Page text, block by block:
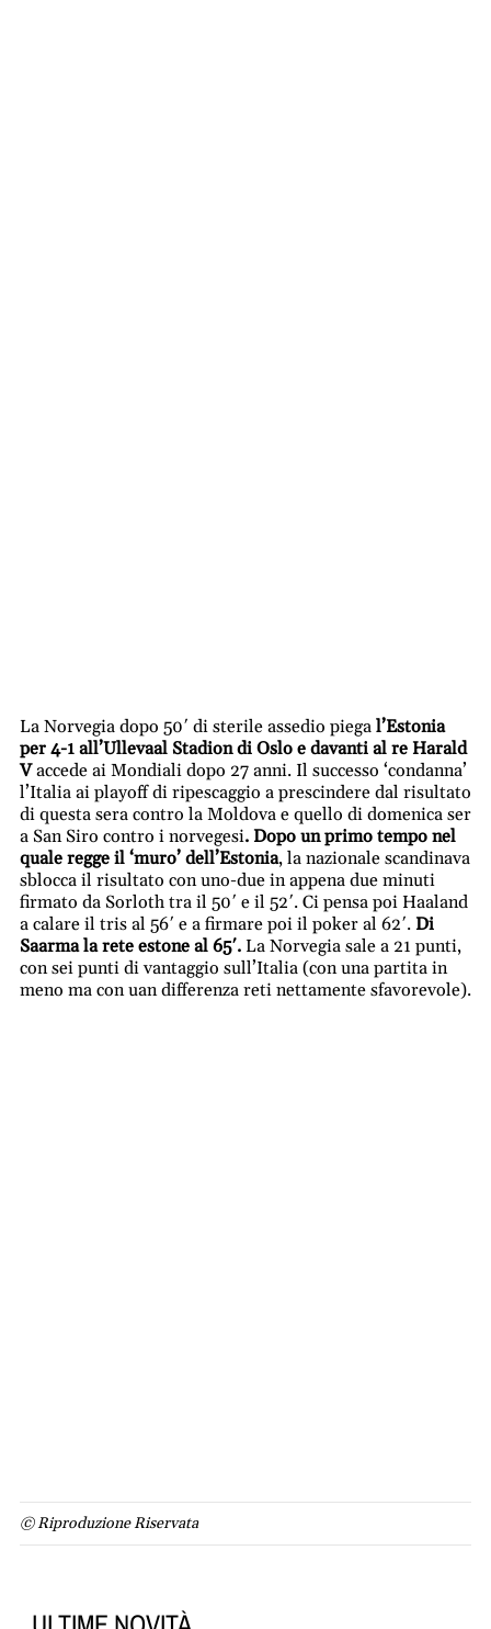
La Norvegia dopo 50′ di sterile assedio piega l’Estonia
per 4-1 all’Ullevaal Stadion di Oslo e davanti al re Harald
Vaccede ai Mondiali dopo 27 anni. Il successo ‘condanna’
l’Italia ai playoff di ripescaggio a prescindere dal risultato
di questa sera contro la Moldova e quello di domenica ser
a San Siro contro i norvegesi. Dopo un primo tempo nel
quale regge il ‘muro’ dell’Estonia, la nazionale scandinava
sblocca il risultato con uno-due in appena due minuti
firmato da Sorloth tra il 50′ e il 52′. Ci pensa poi Haaland
a calare il tris al 56′ e a firmare poi il poker al 62′. Di
Saarma la rete estone al 65′. La Norvegia sale a 21 punti,
con sei punti di vantaggio sull’Italia (con una partita in
meno ma con uan differenza reti nettamente sfavorevole).
© Riproduzione Riservata